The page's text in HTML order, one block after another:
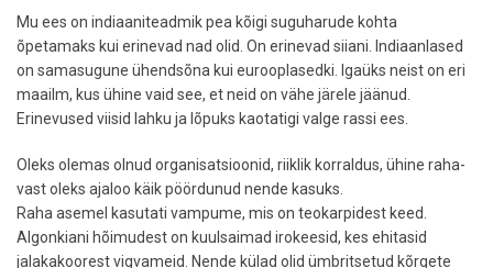
Mu ees on indiaaniteadmik pea kõigi suguharude kohta
õpetamaks kui erinevad nad olid. On erinevad siiani. Indiaanlased
on samasugune ühendsõna kui eurooplasedki. Igaüks neist on eri
maailm, kus ühine vaid see, et neid on vähe järele jäänud.
Erinevused viisid lahku ja lõpuks kaotatigi valge rassi ees.
Oleks olemas olnud organisatsioonid, riiklik korraldus, ühine raha-
vast oleks ajaloo käik pöördunud nende kasuks.
Raha asemel kasutati vampume, mis on teokarpidest keed.
Algonkiani hõimudest on kuulsaimad irokeesid, kes ehitasid
jalakakoorest vigvameid. Nende külad olid ümbritsetud kõrgete